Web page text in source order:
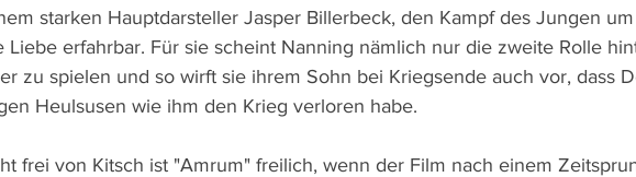
starken Hauptdarsteller Jasper Billerbeck, den Kampf des Jungen
Liebe erfahrbar. Für sie scheint Nanning nämlich nur die zweite Rolle
zu spielen und so wirft sie ihrem Sohn bei Kriegsende auch vor, dass
Heulsusen wie ihm den Krieg verloren habe.
frei von Kitsch ist "Amrum" freilich, wenn der Film nach einem